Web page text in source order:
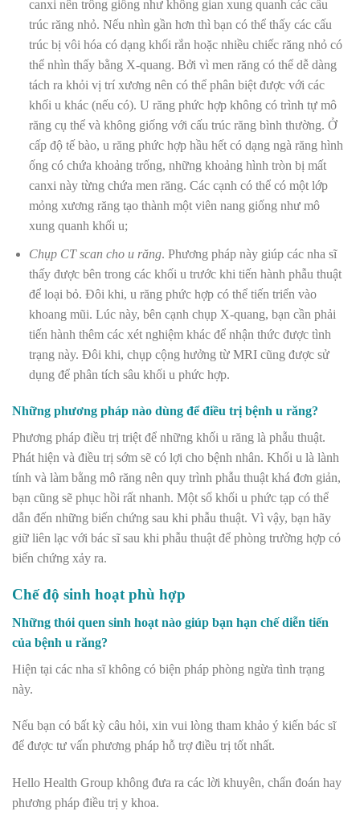
canxi nên trông giống như không gian xung quanh các cấu
trúc răng nhỏ. Nếu nhìn gần hơn thì bạn có thể thấy các cấu
trúc bị vôi hóa có dạng khối rắn hoặc nhiều chiếc răng nhỏ có
thể nhìn thấy bằng X-quang. Bởi vì men răng có thể dễ dàng
tách ra khỏi vị trí xương nên có thể phân biệt được với các
khối u khác (nếu có). U răng phức hợp không có trình tự mô
răng cụ thể và không giống với cấu trúc răng bình thường. Ở
cấp độ tế bào, u răng phức hợp hầu hết có dạng ngà răng hình
ống có chứa khoảng trống, những khoảng hình tròn bị mất
canxi này từng chứa men răng. Các cạnh có thể có một lớp
mỏng xương răng tạo thành một viên nang giống như mô
xung quanh khối u;
Chụp CT scan cho u răng. Phương pháp này giúp các nha sĩ
thấy được bên trong các khối u trước khi tiến hành phẫu thuật
để loại bỏ. Đôi khi, u răng phức hợp có thể tiến triển vào
khoang mũi. Lúc này, bên cạnh chụp X-quang, bạn cần phải
tiến hành thêm các xét nghiệm khác để nhận thức được tình
trạng này. Đôi khi, chụp cộng hưởng từ MRI cũng được sử
dụng để phân tích sâu khối u phức hợp.
Những phương pháp nào dùng để điều trị bệnh u răng?
Phương pháp điều trị triệt để những khối u răng là phẫu thuật.
Phát hiện và điều trị sớm sẽ có lợi cho bệnh nhân. Khối u là lành
tính và làm bằng mô răng nên quy trình phẫu thuật khá đơn giản,
bạn cũng sẽ phục hồi rất nhanh. Một số khối u phức tạp có thể
dẫn đến những biến chứng sau khi phẫu thuật. Vì vậy, bạn hãy
giữ liên lạc với bác sĩ sau khi phẫu thuật để phòng trường hợp có
biến chứng xảy ra.
Chế độ sinh hoạt phù hợp
Những thói quen sinh hoạt nào giúp bạn hạn chế diễn tiến
của bệnh u răng?
Hiện tại các nha sĩ không có biện pháp phòng ngừa tình trạng
này.
Nếu bạn có bất kỳ câu hỏi, xin vui lòng tham khảo ý kiến bác sĩ
để được tư vấn phương pháp hỗ trợ điều trị tốt nhất.
Hello Health Group không đưa ra các lời khuyên, chẩn đoán hay
phương pháp điều trị y khoa.